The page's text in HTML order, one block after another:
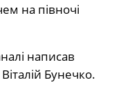
на півночі
написав
Бунечко.